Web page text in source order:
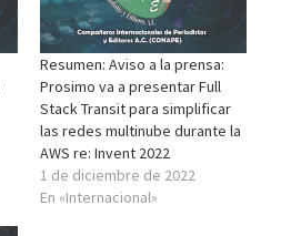
Resumen: Aviso a la prensa:
Prosimo va a presentar Full
Stack Transit para simplificar
las redes multinube durante la
AWS re: Invent 2022
1 de diciembre de 2022
En «Internacional»